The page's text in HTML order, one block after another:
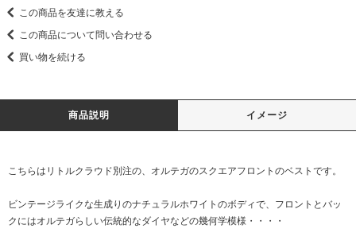
この商品を友達に教える
この商品について問い合わせる
買い物を続ける
商品説明 イメージ
こちらはリトルクラウド別注の、オルテガのスクエアフロントのベストです。
ビンテージライクな生成りのナチュラルホワイトのボディで、フロントとバッ
クにはオルテガらしい伝統的なダイヤなどの幾何学模様・・・・